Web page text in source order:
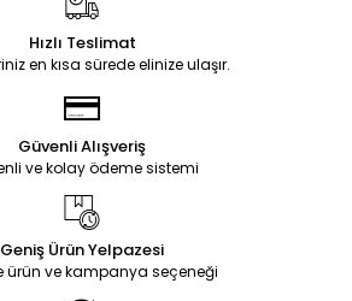
Hızlı Teslimat
en kısa sürede elinize ulaşır.
Güvenli Alışveriş
ve kolay ödeme sistemi
Geniş Ürün Yelpazesi
ürün ve kampanya seçeneği